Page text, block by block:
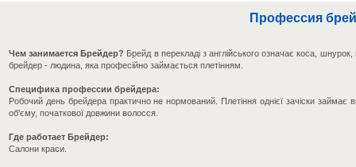
Профессия
Чем занимается Брейдер? Брейд в перекладі з англійського означає коса,
брейдер - людина, яка професійно займається плетінням.
Специфика профессии брейдера:
Робочий день брейдера практично не нормований. Плетіння однієї зачіски займає
об'єму, початкової довжини волосся.
Где работает Брейдер:
Салони краси.